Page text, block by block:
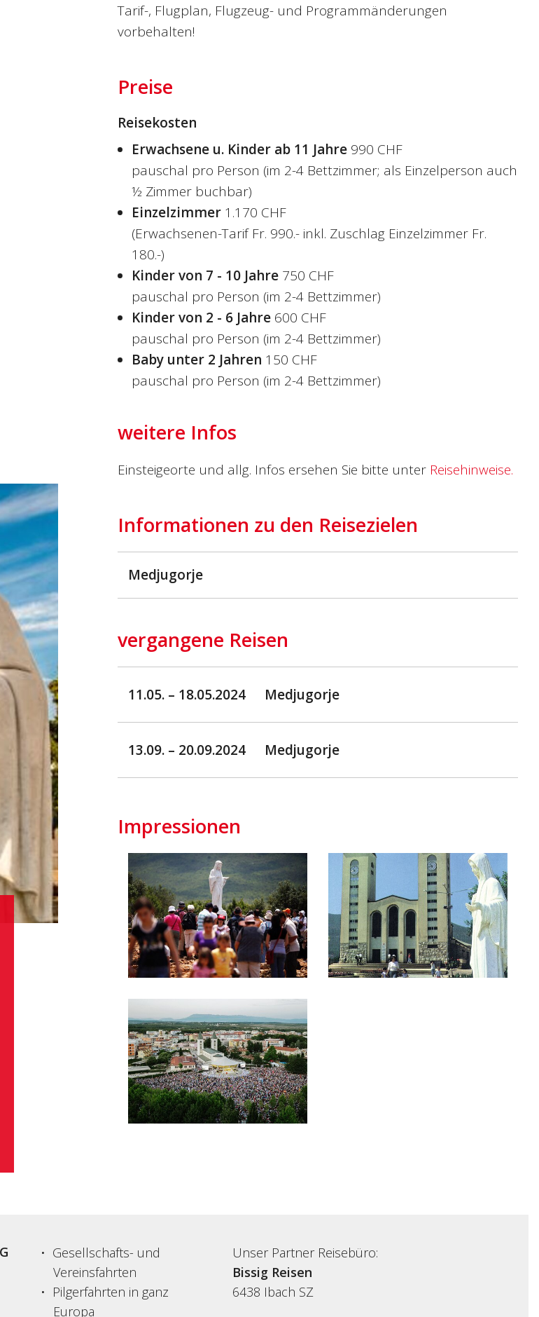
Tarif-, Flugplan, Flugzeug- und Programmänderungen
vorbehalten!
Preise
Reisekosten
Erwachsene u. Kinder ab 11 Jahre 990 CHF
pauschal pro Person (im 2-4 Bettzimmer; als Einzelperson auch
½ Zimmer buchbar)
Einzelzimmer 1.170 CHF
(Erwachsenen-Tarif Fr. 990.- inkl. Zuschlag Einzelzimmer Fr.
180.-)
Kinder von 7 - 10 Jahre 750 CHF
pauschal pro Person (im 2-4 Bettzimmer)
Kinder von 2 - 6 Jahre 600 CHF
pauschal pro Person (im 2-4 Bettzimmer)
Baby unter 2 Jahren 150 CHF
pauschal pro Person (im 2-4 Bettzimmer)
weitere Infos
Einsteigeorte und allg. Infos ersehen Sie bitte unter Reisehinweise.
Informationen zu den Reisezielen
Medjugorje
vergangene Reisen
11.05. – 18.05.2024 Medjugorje
13.09. – 20.09.2024 Medjugorje
Impressionen
Gesellschafts- und
Vereinsfahrten
Pilgerfahrten in ganz
Europa
Unser Partner Reisebüro:
Bissig Reisen
6438 Ibach SZ